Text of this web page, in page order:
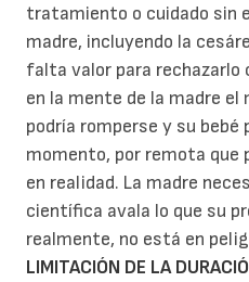
tratamiento o cuidado sin
madre, incluyendo la
falta valor para rechazarlo
en la mente de la madre el
podría romperse y su bebé
momento, por remota
en realidad. La madre
científica avala lo que su
realmente, no está en
LIMITACIÓN DE LA